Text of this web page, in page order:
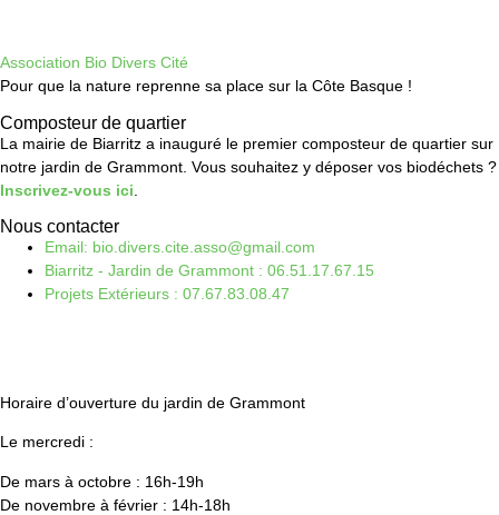
Association Bio Divers Cité
Pour que la nature reprenne sa place sur la Côte Basque !
Composteur de quartier
La mairie de Biarritz a inauguré le premier composteur de quartier sur
notre jardin de Grammont. Vous souhaitez y déposer vos biodéchets ?
Inscrivez-vous ici
Nous contacter
Email: bio.divers.cite.asso@gmail.com
Biarritz - Jardin de Grammont : 06.51.17.67.15
Projets Extérieurs : 07.67.83.08.47
Horaire d’ouverture du jardin de Grammont
Le mercredi :
De mars à octobre : 16h-19h
De novembre à février : 14h-18h